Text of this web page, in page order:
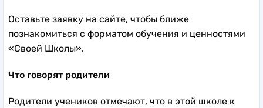
Оставьте заявку на сайте, чтобы ближе
познакомиться с форматом обучения и ценностями
«Своей Школы».
Что говорят родители
Родители учеников отмечают, что в этой школе к